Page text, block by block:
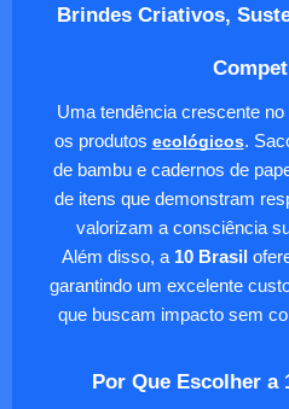
Brindes Criativos,
Uma tendência crescente
os produtos ecológicos.
de bambu e cadernos de
de itens que demonstram
valorizam a consciência
Além disso, a 10 Brasil
garantindo um excelente
que buscam impacto sem
Por Que Escolher a